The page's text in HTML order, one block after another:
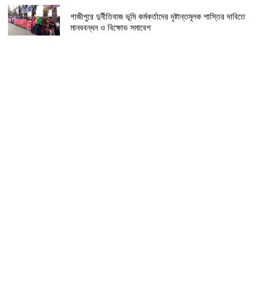
গাজীপুরে দুর্নীতিবাজ ভূমি কর্মকর্তাদের দৃষ্টান্তমূলক শাস্তির দাবিতে
মানববন্ধন ও বিক্ষোভ সমাবেশ